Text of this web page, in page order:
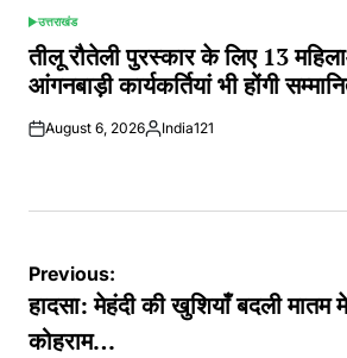
POSTED
IN
उत्तराखंड
तीलू रौतेली पुरस्कार के लिए 13
आंगनबाड़ी कार्यकर्तियां भी होंगी
August 6, 2026Posted
India121
Post
navigation
Previous:
हादसा: मेहंदी की खुशियाँ बदली मातम
कोहराम…